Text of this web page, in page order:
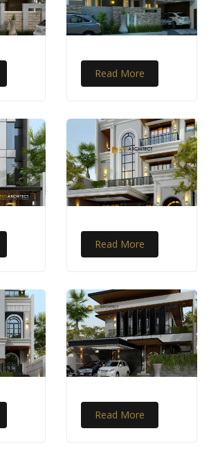
Read More
Read More
Read More